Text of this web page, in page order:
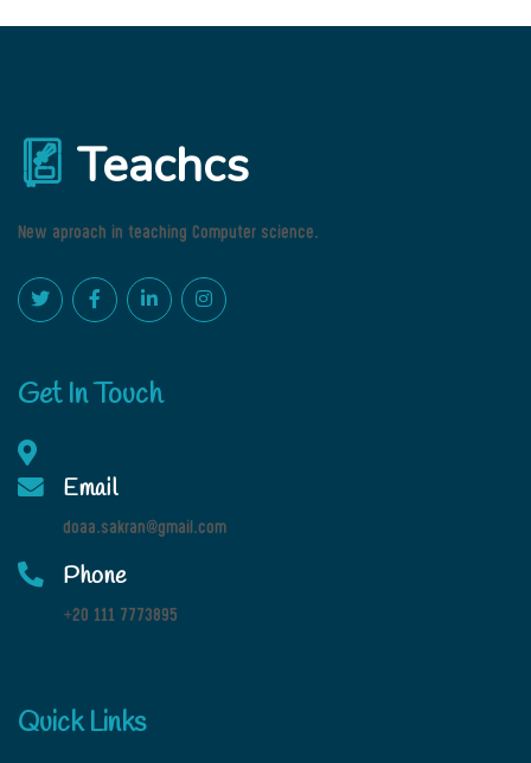
Teachcs
New aproach in teaching Computer science.
Get In Touch
Email
doaa.sakran@gmail.com
Phone
+20 111 7773895
Quick Links